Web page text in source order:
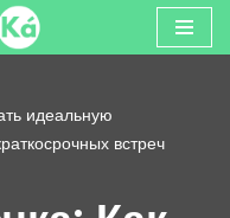
идеальную
встреч